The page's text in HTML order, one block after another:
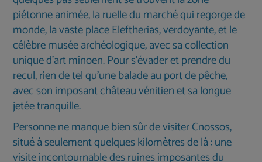
piétonne animée, la ruelle du marché qui regorge de
monde, la vaste place Eleftherias, verdoyante, et le
célèbre musée archéologique, avec sa collection
unique d’art minoen. Pour s’évader et prendre du
recul, rien de tel qu’une balade au port de pêche,
avec son imposant château vénitien et sa longue
jetée tranquille.
Personne ne manque bien sûr de visiter Cnossos,
situé à seulement quelques kilomètres de là : une
visite incontournable des ruines imposantes du